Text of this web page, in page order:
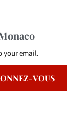
your email.
VOUS